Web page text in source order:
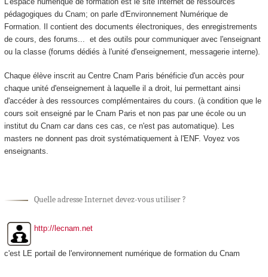
pédagogiques du Cnam; on parle d'Environnement Numérique de
Formation. Il contient des documents électroniques, des enregistrements
de cours, des forums... et des outils pour communiquer avec l'enseignant
ou la classe (forums dédiés à l'unité d'enseignement, messagerie interne).
Chaque élève inscrit au Centre Cnam Paris bénéficie d'un accès pour
chaque unité d'enseignementà laquelle il a droit, lui permettant ainsi
d'accéder à des ressources complémentaires du cours. (à condition que le
cours soit enseigné par le Cnam Paris et non pas par une école ou un
institut du Cnam car dans ces cas, ce n'est pas automatique). Les
masters ne donnent pas droit systématiquement à l'ENF. Voyez vos
enseignants.
Quelle adresse Internet devez-vous utiliser ?
http://lecnam.net
c'est LE portail de l'environnement numérique de formation du Cnam